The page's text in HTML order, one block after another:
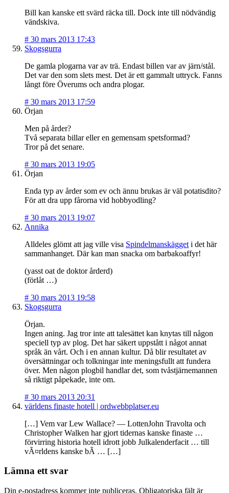
Bill kan kanske ett svärd räcka till. Dock inte till nödvändig
vändskiva.
# 30 mars 2013 17:43
Skogsgurra
De gamla plogarna var av trä. Endast billen var av järn/stål.
Det var den som slets mest. Det är ett gammalt uttryck. Fanns
långt före Överums och andra plogar.
# 30 mars 2013 17:59
Örjan
Men på årder?
Två separata billar eller en gemensam spetsformad?
Tror på det senare.
# 30 mars 2013 19:05
Örjan
Enda typ av årder som ev och ännu brukas är väl potatisdito?
För att dra upp fårorna vid hobbyodling?
# 30 mars 2013 19:07
Annika
Alldeles glömt att jag ville visa Spindelmanskägget i det här
sammanhanget. Där kan man snacka om barbakoaffyr!
(yasst oat de doktor årderd)
(förlåt …)
# 30 mars 2013 19:58
Skogsgurra
Örjan.
Ingen aning. Jag tror inte att talesättet kan knytas till någon
speciell typ av plog. Det har säkert uppstått i något annat
språk än vårt. Och i en annan kultur. Då blir resultatet av
översättningar och tolkningar inte meningsfullt att fundera
över. Men någon plogbil handlar det, som tvåstjärnemannen
så riktigt påpekade, inte om.
# 30 mars 2013 20:31
världens finaste hotell | ordwebbplatser.eu
[…] Vem var Lew Wallace? — LottenJohn Travolta och
Christopher Walken har gjort tidernas kanske finaste …
förvirring historia hotell idrott jobb Julkalenderfacit … till
vÃ¤rldens kanske bÃ … […]
Lämna ett svar
Din e-postadress kommer inte publiceras. Obligatoriska fält är